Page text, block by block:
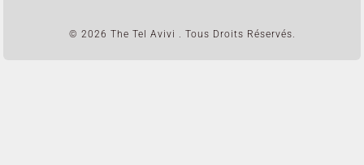
© 2026 The Tel Avivi . Tous Droits Réservés.